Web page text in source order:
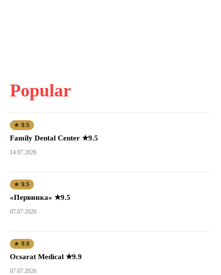
Popular
★ 9.5
Family Dental Center ★9.5
14.07.2026
★ 9.5
«Первинка» ★9.5
07.07.2026
★ 9.9
Ocsarat Medical ★9.9
07.07.2026